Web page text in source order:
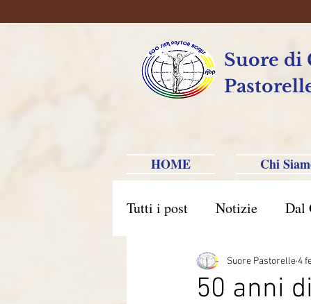
Suore di
HOME Chi
Tutti i post Notizie Dal
Brasile Caxias do Sul
50 anni
Suore Pastorelle4